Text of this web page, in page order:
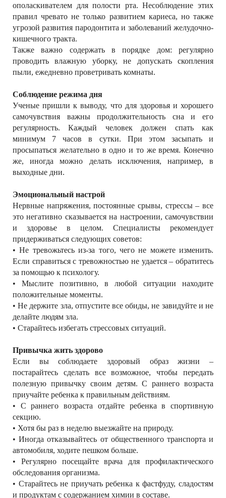
ополаскивателем для полости рта. Несоблюдение этих
правил чревато не только развитием кариеса, но также
угрозой развития пародонтита и заболеваний желудочно-
кишечного тракта.
Также важно содержать в порядке дом: регулярно
проводить влажную уборку, не допускать скопления
пыли, ежедневно проветривать комнаты.
Соблюдение режима дня
Ученые пришли к выводу, что для здоровья и хорошего
самочувствия важны продолжительность сна и его
регулярность. Каждый человек должен спать как
минимум 7 часов в сутки. При этом засыпать и
просыпаться желательно в одно и то же время. Конечно
же, иногда можно делать исключения, например, в
выходные дни.
Эмоциональный настрой
Нервные напряжения, постоянные срывы, стрессы – все
это негативно сказывается на настроении, самочувствии
и здоровье в целом. Специалисты рекомендует
придерживаться следующих советов:
• Не тревожьтесь из-за того, чего не можете изменить.
Если справиться с тревожностью не удается – обратитесь
за помощью к психологу.
• Мыслите позитивно, в любой ситуации находите
положительные моменты.
• Не держите зла, отпустите все обиды, не завидуйте и не
делайте людям зла.
• Старайтесь избегать стрессовых ситуаций.
Привычка жить здорово
Если вы соблюдаете здоровый образ жизни –
постарайтесь сделать все возможное, чтобы передать
полезную привычку своим детям. С раннего возраста
приучайте ребенка к правильным действиям.
• С раннего возраста отдайте ребенка в спортивную
секцию.
• Хотя бы раз в неделю выезжайте на природу.
• Иногда отказывайтесь от общественного транспорта и
автомобиля, ходите пешком больше.
• Регулярно посещайте врача для профилактического
обследования организма.
• Старайтесь не приучать ребенка к фастфуду, сладостям
и продуктам с содержанием химии в составе.